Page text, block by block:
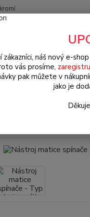
nástroje & přípravky
matice
zákazníci, náš nový e-
vás prosíme,
pak můžete v
jako je